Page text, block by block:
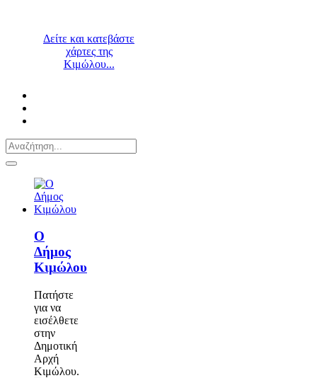
Δείτε και κατεβάστε
χάρτες της
Κιμώλου...
Ο
Δήμος
Κιμώλου
Πατήστε
για να
εισέλθετε
στην
Δημοτική
Αρχή
Κιμώλου.